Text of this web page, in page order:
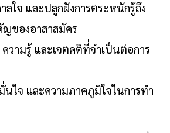
ลใจ และปลูกฝังการตระหนักรู้ถึง
ของอาสาสมัคร
ามรู้ และเจตคติที่จำเป็นต่อการ
นใจ และความภาคภูมิใจในการทำ